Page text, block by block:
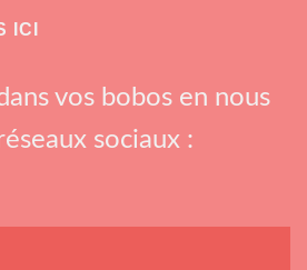
ICI
vos bobos en nous
sociaux :